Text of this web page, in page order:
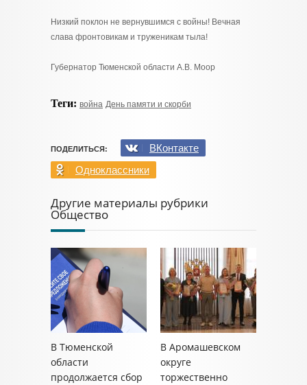
Низкий поклон не вернувшимся с войны! Вечная
слава фронтовикам и труженикам тыла!
Губернатор Тюменской области А.В. Моор
Теги: война День памяти и скорби
ПОДЕЛИТЬСЯ:
ВКонтакте
Одноклассники
Другие материалы рубрики
Общество
В Тюменской
области
продолжается сбор
В Аромашевском
округе
торжественно